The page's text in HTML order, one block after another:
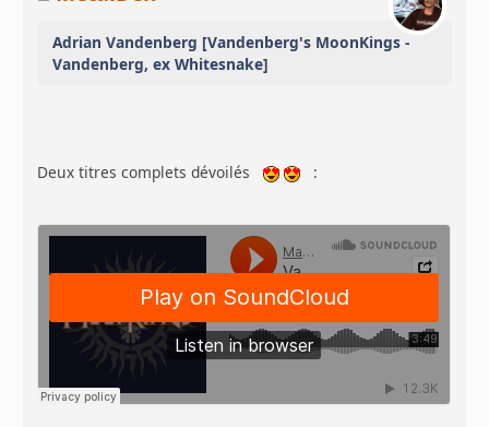
Adrian Vandenberg [Vandenberg's MoonKings -
Vandenberg, ex Whitesnake]
Deux titres complets dévoilés :